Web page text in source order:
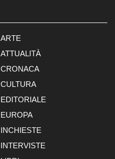
ARTE
ATTUALITÀ
CRONACA
CULTURA
EDITORIALE
EUROPA
INCHIESTE
INTERVISTE